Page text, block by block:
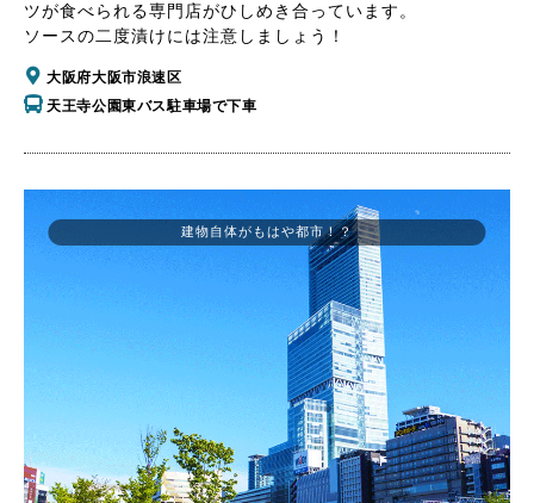
ツが食べられる専門店がひしめき合っています。
ソースの二度漬けには注意しましょう！
大阪府大阪市浪速区
天王寺公園東バス駐車場で下車
建物自体がもはや都市！？